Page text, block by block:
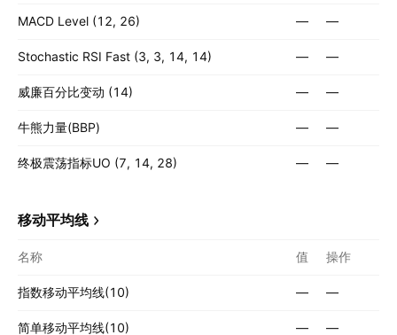
MACD Level (12, 26) — —
Stochastic RSI Fast (3, 3, 14, 14) — —
威廉百分比变动 (14) — —
牛熊力量(BBP) — —
终极震荡指标UO (7, 14, 28) — —
移动平均线
名称 值 操作
指数移动平均线(10) — —
简单移动平均线(10) — —